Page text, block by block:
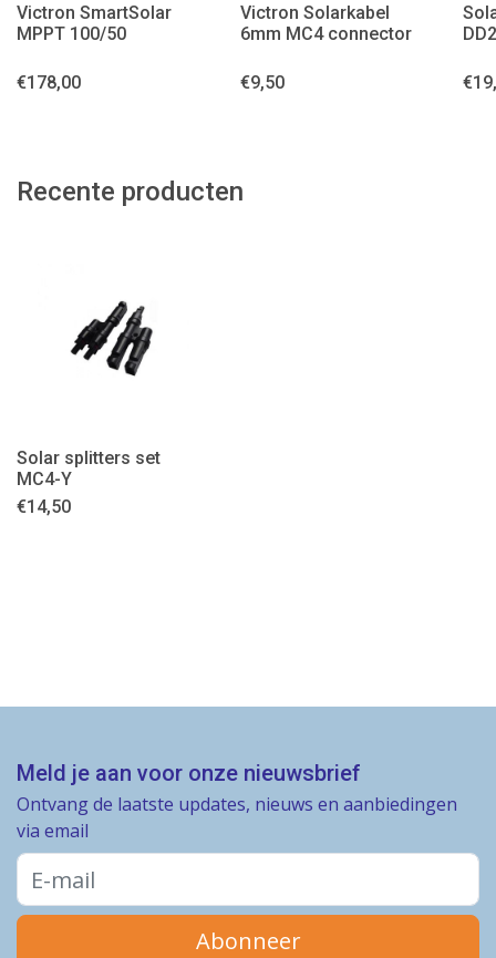
Victron SmartSolar
MPPT 100/50
€178,00
Victron Solarkabel
6mm MC4 connector
€9,50 €
Recente producten
Solar splitters set
MC4-Y
€14,50
Meld je aan voor onze nieuwsbrief
Ontvang de laatste updates, nieuws en aanbiedingen
via email
Abonneer